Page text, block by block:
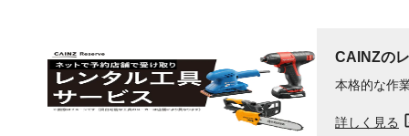
CAINZの
本格的な作
詳しく見る